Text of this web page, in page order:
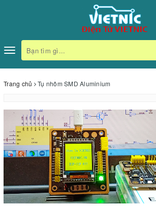
Toggle
navigation
Trang chủ Tụ nhôm SMD Aluminium